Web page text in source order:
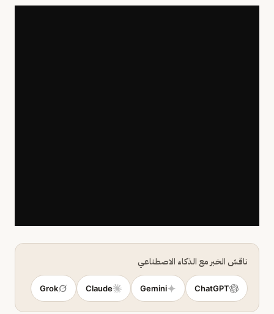
ناقش الخبر مع الذكاء الاصطناعي
ChatGPT
Gemini
Claude
Grok